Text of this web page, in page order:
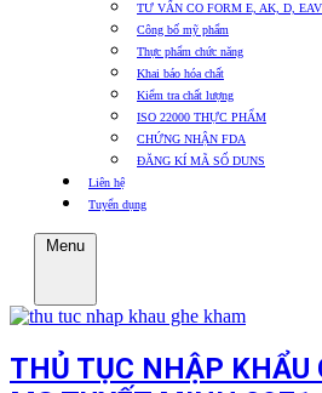
TƯ VẤN CO FORM E, AK, D,
Công bố mỹ phẩm
Thực phẩm chức năng
Khai báo hóa chất
Kiểm tra chất lượng
ISO 22000 THỰC PHẨM
CHỨNG NHẬN FDA
ĐĂNG KÍ MÃ SỐ DUNS
Liên hệ
Tuyển dụng
Menu
THỦ TỤC NHẬP KHẨU